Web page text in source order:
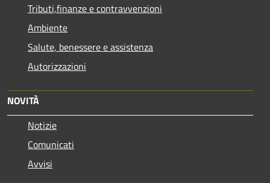
Tributi,finanze e contravvenzioni
Ambiente
Salute, benessere e assistenza
Autorizzazioni
NOVITÀ
Notizie
Comunicati
Avvisi